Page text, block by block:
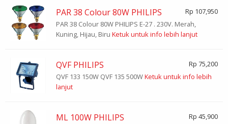
PAR 38 Colour 80W PHILIPS
Rp 107,950
PAR 38 Colour 80W PHILIPS E-27 . 230V. Merah,
Kuning, Hijau, Biru Ketuk untuk info lebih lanjut
QVF PHILIPS
Rp 75,200
QVF 133 150W QVF 135 500WKetuk untuk info lebih
lanjut
ML 100W PHILIPS
Rp 45,900